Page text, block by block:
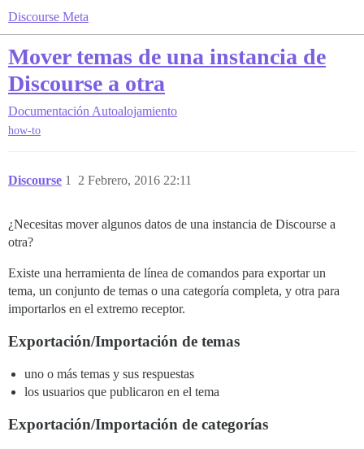
Discourse Meta
Mover temas de una instancia de
Discourse a otra
Documentación Autoalojamiento
how-to
Discourse 2 Febrero, 2016 22:11
1
¿Necesitas mover algunos datos de una instancia de Discourse a
otra?
Existe una herramienta de línea de comandos para exportar un
tema, un conjunto de temas o una categoría completa, y otra para
importarlos en el extremo receptor.
Exportación/Importación de temas
uno o más temas y sus respuestas
los usuarios que publicaron en el tema
Exportación/Importación de categorías